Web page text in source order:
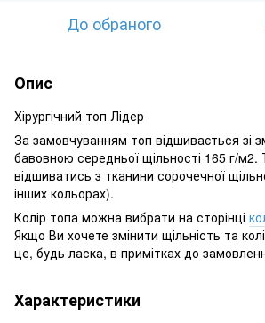
До обраного
Опис
Хірургічний топ Лідер
За замовчуванням топ відшивається зі
бавовною середньої щільності 165 г/
відшиватись з тканини сорочечної
інших кольорах).
Колір топа можна вибрати на сторінці
Якщо Ви хочете змінити щільність та
це, будь ласка, в примітках до
Характеристики